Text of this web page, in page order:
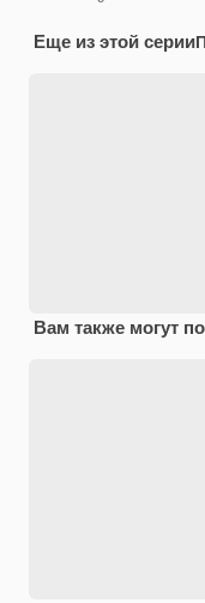
Еще из этой серии
Вам также могут